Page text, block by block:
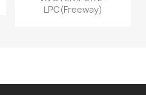
LPC(Freeway)